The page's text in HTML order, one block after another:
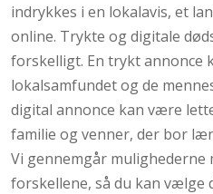
indrykkes i en lokalavis, et
online. Trykte og digitale
forskelligt. En trykt annonce
lokalsamfundet og de
digital annonce kan være
familie og venner, der bor
Vi gennemgår
forskellene, så du kan vælge